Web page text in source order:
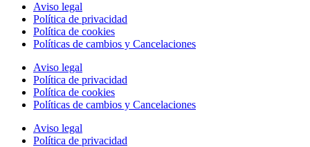
Aviso legal
Política de privacidad
Política de cookies
Políticas de cambios y Cancelaciones
Aviso legal
Política de privacidad
Política de cookies
Políticas de cambios y Cancelaciones
Aviso legal
Política de privacidad